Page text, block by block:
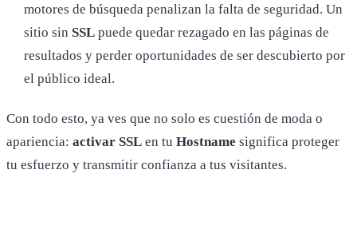
motores de búsqueda penalizan la falta de seguridad. Un
sitio sin SSL puede quedar rezagado en las páginas de
resultados y perder oportunidades de ser descubierto por
el público ideal.
Con todo esto, ya ves que no solo es cuestión de moda o
apariencia: activar SSL en tu Hostname significa proteger
tu esfuerzo y transmitir confianza a tus visitantes.